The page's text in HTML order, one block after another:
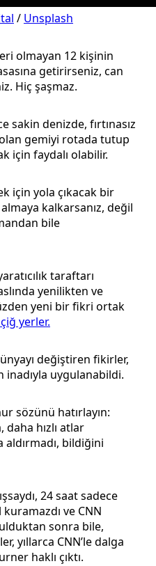
/ Unsplash
olmayan 12 kişinin
getirirseniz, can
Hiç şaşmaz.
sakin denizde, fırtınasız
gemiyi rotada tutup
için faydalı olabilir.
için yola çıkacak bir
kalkarsanız, değil
bile
taraftarı
yenilikten ve
yeni bir fikri ortak
yerler.
değiştiren fikirler,
inadıyla uygulanabildi.
sözünü hatırlayın:
daha hızlı atlar
bildiğini
24 saat sadece
ve CNN
sonra bile,
yıllarca CNN’le dalga
haklı çıktı.